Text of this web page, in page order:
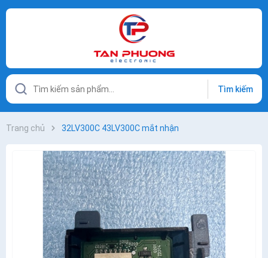
Tìm kiếm
Trang chủ 32LV300C 43LV300C mắt nhận